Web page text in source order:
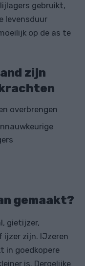
gebruikt,
levensduur
op de as te
zijn
overbrengen
gemaakt?
gietijzer,
zijn. IJzeren
in goedkopere
is. Dergelijke